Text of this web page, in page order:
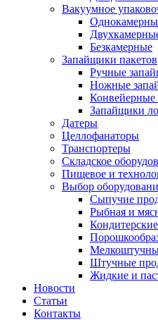
Вакуумное
Безкамерные
Запайщики пакетов
Ручные
Ножные
Конвейерные
Запайщики
Датеры
Целлофанаторы
Транспортеры
Складское
Пищевое и
Выбор
Сыпучие
Рыбная и
Штучные
Жидкие и
Новости
Статьи
Контакты